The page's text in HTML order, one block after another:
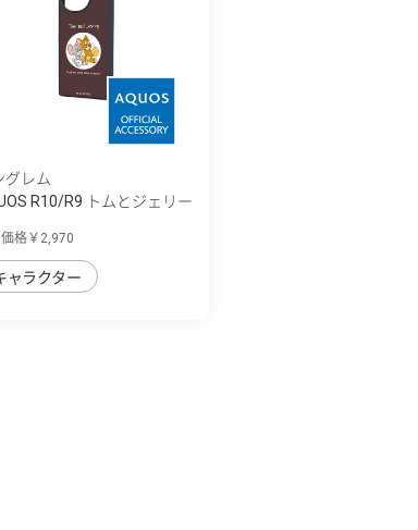
グレム
R10/R9 トムとジェリー
格￥2,970
ャラクター